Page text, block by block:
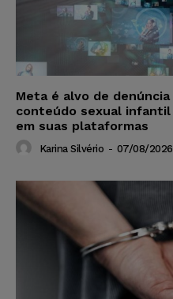
Meta é alvo de
conteúdo sexual
em suas plataformas
Karina Silvério - 07/08/2026